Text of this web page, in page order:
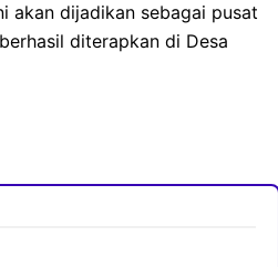
akan dijadikan sebagai pusat
diterapkan di Desa